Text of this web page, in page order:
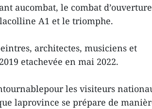
aucombat, le combat
A1 et le triomphe.
architectes, musiciens et
etachevée en mai 2022.
les visiteurs
laprovince se prépare de